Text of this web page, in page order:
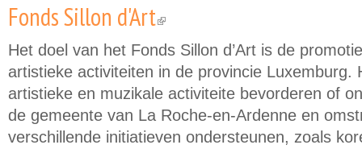
Fonds Sillon d'Art(link is external)
Het doel van het Fonds Sillon d’Art is de
artistieke activiteiten in de provincie Luxemburg.
artistieke en muzikale activiteite bevorderen of
de gemeente van La Roche-en-Ardenne en
verschillende initiatieven ondersteunen, zoals